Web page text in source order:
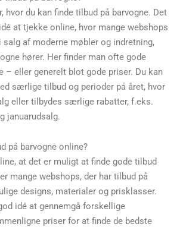
hvor du kan finde tilbud på barvogne. Det
at tjekke online, hvor mange webshops
af moderne møbler og indretning,
hører. Her finder man ofte gode
– eller generelt blot gode priser. Du kan
særlige tilbud og perioder på året, hvor
eller tilbydes særlige rabatter, f.eks.
januarudsalg.
på barvogne online?
at det er muligt at finde gode tilbud
mange webshops, der har tilbud på
designs, materialer og prisklasser.
idé at gennemgå forskellige
priser for at finde de bedste